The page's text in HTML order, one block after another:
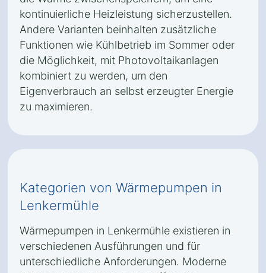
kontinuierliche Heizleistung sicherzustellen.
Andere Varianten beinhalten zusätzliche
Funktionen wie Kühlbetrieb im Sommer oder
die Möglichkeit, mit Photovoltaikanlagen
kombiniert zu werden, um den
Eigenverbrauch an selbst erzeugter Energie
zu maximieren.
Kategorien von Wärmepumpen in
Lenkermühle
Wärmepumpen in Lenkermühle existieren in
verschiedenen Ausführungen und für
unterschiedliche Anforderungen. Moderne